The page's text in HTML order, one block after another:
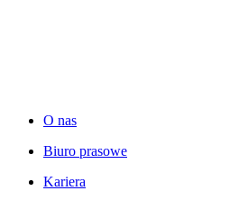
O nas
Biuro prasowe
Kariera